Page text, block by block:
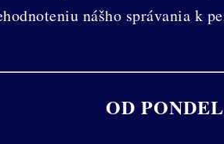
nášho správania k
OD